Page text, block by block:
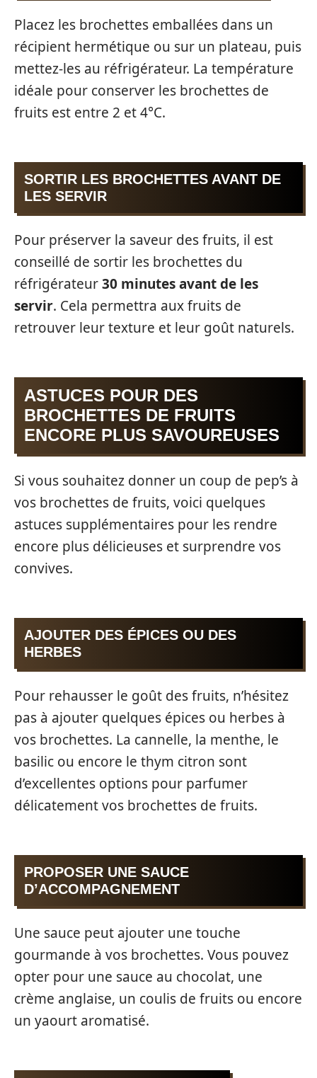
Placez les brochettes emballées dans un
récipient hermétique ou sur un plateau, puis
mettez-les au réfrigérateur. La température
idéale pour conserver les brochettes de
fruits est entre 2 et 4°C.
SORTIR LES BROCHETTES AVANT DE
LES SERVIR
Pour préserver la saveur des fruits, il est
conseillé de sortir les brochettes du
réfrigérateur30 minutes avant de les
servir. Cela permettra aux fruits de
retrouver leur texture et leur goût naturels.
ASTUCES POUR DES
BROCHETTES DE FRUITS
ENCORE PLUS SAVOUREUSES
Si vous souhaitez donner un coup de pep’s à
vos brochettes de fruits, voici quelques
astuces supplémentaires pour les rendre
encore plus délicieuses et surprendre vos
convives.
AJOUTER DES ÉPICES OU DES
HERBES
Pour rehausser le goût des fruits, n’hésitez
pas à ajouter quelques épices ou herbes à
vos brochettes. La cannelle, la menthe, le
basilic ou encore le thym citron sont
d’excellentes options pour parfumer
délicatement vos brochettes de fruits.
PROPOSER UNE SAUCE
D’ACCOMPAGNEMENT
Une sauce peut ajouter une touche
gourmande à vos brochettes. Vous pouvez
opter pour une sauce au chocolat, une
crème anglaise, un coulis de fruits ou encore
un yaourt aromatisé.